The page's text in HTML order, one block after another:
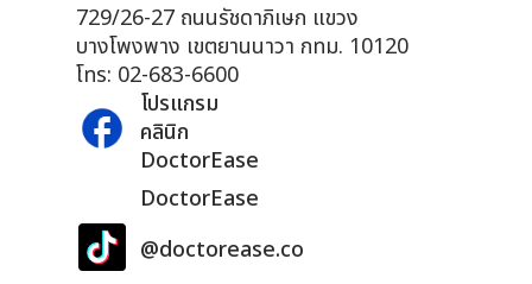
729/26-27 ถนนรัชดาภิเษก แขวง
บางโพงพาง เขตยานนาวา กทม. 10120
โทร: 02-683-6600
โปรแกรม
คลินิก
DoctorEase
DoctorEase
@doctorease.co